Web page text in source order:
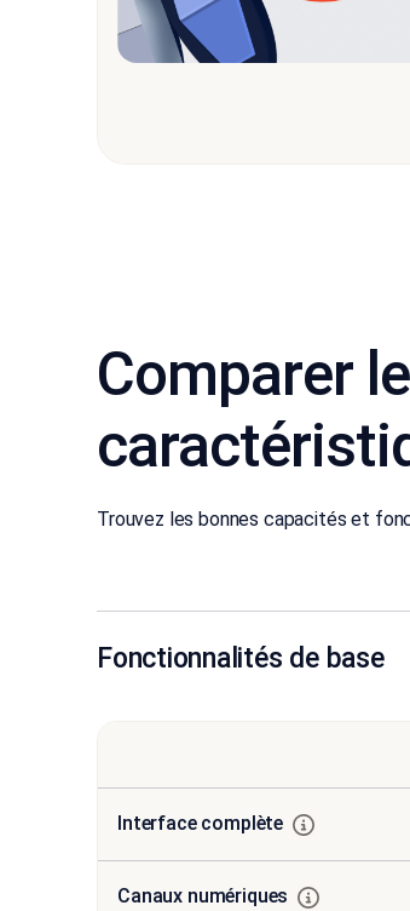
Comparer
Trouvez les bonnes capacités et
Fonctionnalités de base
Interface complète
Canaux numériques